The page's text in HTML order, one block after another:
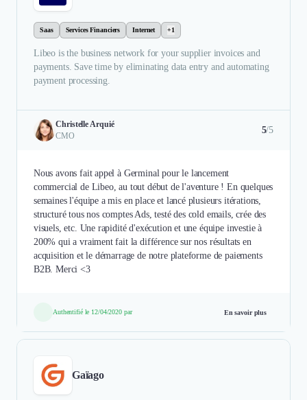
Saas Services Financiers Internet +1
Libeo is the business network for your supplier invoices and
payments. Save time by eliminating data entry and automating
payment processing.
Christelle Arquié
CMO
5/5
Nous avons fait appel à Germinal pour le lancement
commercial de Libeo, au tout début de l'aventure ! En quelques
semaines l'équipe a mis en place et lancé plusieurs itérations,
structuré tous nos comptes Ads, testé des cold emails, crée des
visuels, etc. Une rapidité d'exécution et une équipe investie à
200% qui a vraiment fait la différence sur nos résultats en
acquisition et le démarrage de notre plateforme de paiements
B2B. Merci <3
Authentifié le 12/04/2020 par En savoir plus
Gaïago